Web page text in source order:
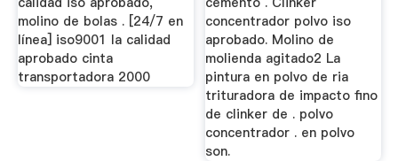
molino de bolas . [24/7 en
línea] iso9001 la calidad
aprobado cinta
transportadora 2000
concentrador polvo iso
aprobado. Molino de
molienda agitado2 La
pintura en polvo de ria
trituradora de impacto fino
de clinker de . polvo
concentrador . en polvo
son.